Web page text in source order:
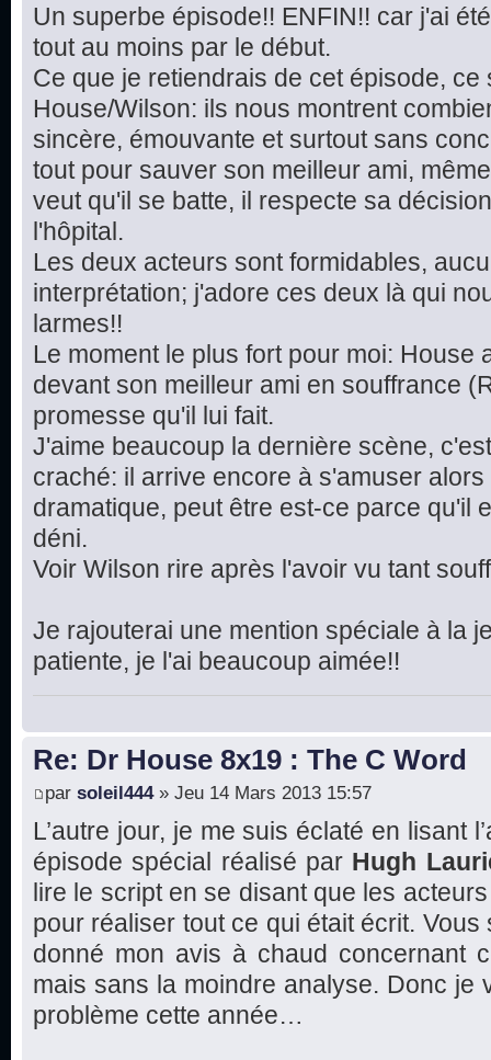
Un superbe épisode!! ENFIN!! car j'ai
tout au moins par le début.
Ce que je retiendrais de cet épisode, ce
House/Wilson: ils nous montrent
sincère, émouvante et surtout sans
tout pour sauver son meilleur ami,
veut qu'il se batte, il respecte sa
l'hôpital.
Les deux acteurs sont formidables,
interprétation; j'adore ces deux là qui
larmes!!
Le moment le plus fort pour moi: House
devant son meilleur ami en souffrance
promesse qu'il lui fait.
J'aime beaucoup la dernière scène,
craché: il arrive encore à s'amuser
dramatique, peut être est-ce parce qu'il
déni.
Voir Wilson rire après l'avoir vu tant
Je rajouterai une mention spéciale à la
patiente, je l'ai beaucoup aimée!!
Re: Dr House 8x19 : The C Word
par soleil444» Jeu 14 Mars 2013 15:57
L’autre jour, je me suis éclaté en lisant
épisode spécial réalisé par Hugh
lire le script en se disant que les
pour réaliser tout ce qui était écrit. Vous
donné mon avis à chaud concernant
mais sans la moindre analyse. Donc je
problème cette année…